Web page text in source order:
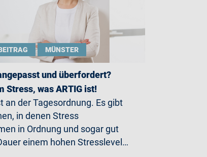
MÜNSTER
und überfordert?
Stress, was ARTIG ist!
an der Tagesordnung. Es gibt
in denen Stress
in Ordnung und sogar gut
einem hohen Stresslevel…